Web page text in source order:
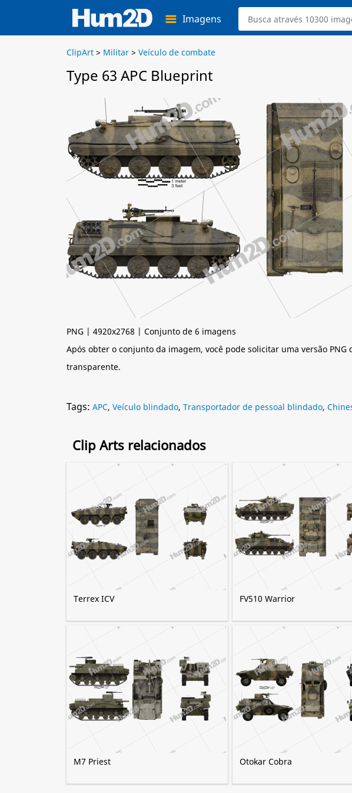
Imagens
ClipArt > Militar > Veículo de combate
Type 63 APC Blueprint
PNG | 4920x2768 | Conjunto de 6 imagens
Após obter o conjunto da imagem, você pode solicitar uma versão
transparente.
Tags: APC, Veículo blindado, Transportador de pessoal blindado,
Clip Arts relacionados
Terrex ICV FV510 Warrior
M7 Priest Otokar Cobra